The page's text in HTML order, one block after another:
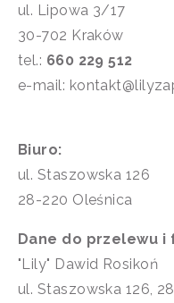
ul. Lipowa 3/17
30-702 Kraków
tel.: 660 229 512
e-mail:
Biuro:
ul. Staszowska 126
28-220 Oleśnica
Dane do przelewu i
"Lily" Dawid Rosikoń
ul. Staszowska 126,